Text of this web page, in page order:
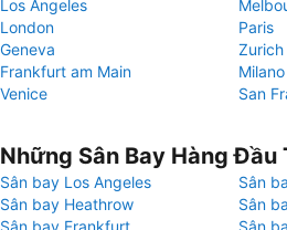
Los Angeles
London
Paris
Geneva
Zurich
Frankfurt am Main
Milano
Venice
San
Những Sân Bay Hàng Đầu
Sân bay Los Angeles
Sân
Sân bay Heathrow
Sân
Sân bay Frankfurt
Sân